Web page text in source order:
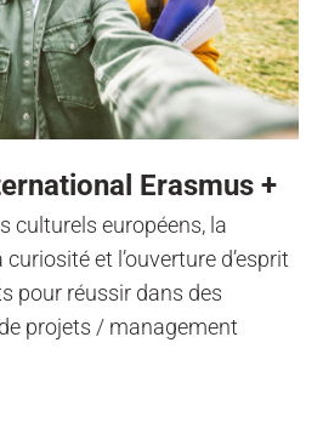
Erasmus +
culturels européens, la
et l’ouverture d’esprit
pour réussir dans des
projets / management